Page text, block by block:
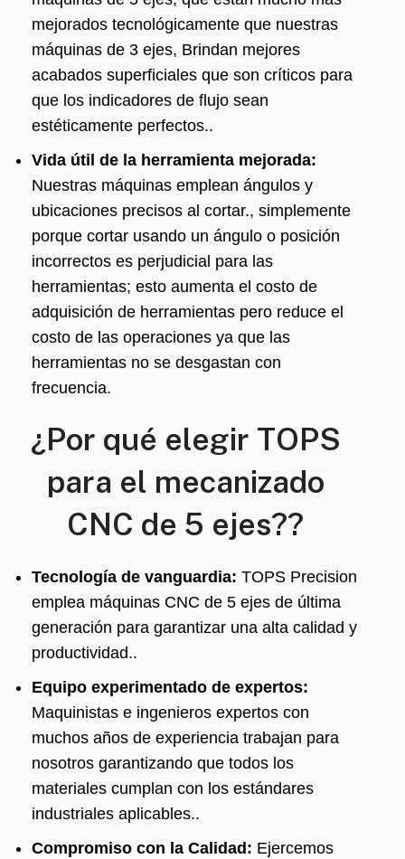
mejorados tecnológicamente que nuestras
máquinas de 3 ejes, Brindan mejores
acabados superficiales que son críticos para
que los indicadores de flujo sean
estéticamente perfectos..
Vida útil de la herramienta mejorada:
Nuestras máquinas emplean ángulos y
ubicaciones precisos al cortar., simplemente
porque cortar usando un ángulo o posición
incorrectos es perjudicial para las
herramientas; esto aumenta el costo de
adquisición de herramientas pero reduce el
costo de las operaciones ya que las
herramientas no se desgastan con
frecuencia.
¿Por qué elegir TOPS
para el mecanizado
CNC de 5 ejes??
Tecnología de vanguardia: TOPS Precision
emplea máquinas CNC de 5 ejes de última
generación para garantizar una alta calidad y
productividad..
Equipo experimentado de expertos:
Maquinistas e ingenieros expertos con
muchos años de experiencia trabajan para
nosotros garantizando que todos los
materiales cumplan con los estándares
industriales aplicables..
Compromiso con la Calidad: Ejercemos